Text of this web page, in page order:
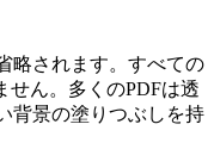
略されます。すべての
せん。多くのPDFは透
背景の塗りつぶしを持